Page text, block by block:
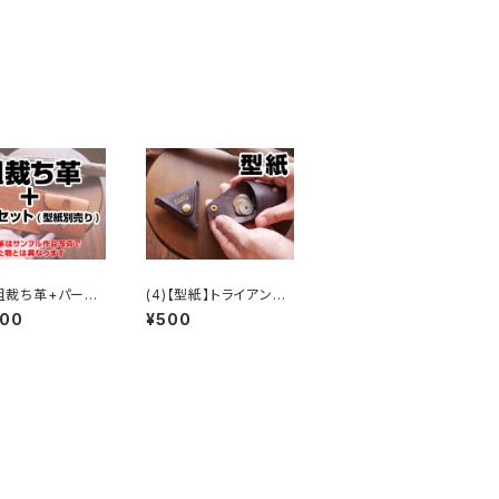
裁ち革+パーツ】
ク二つ折りウォ
(4)【型紙】トライアング
ルコインケース
¥500